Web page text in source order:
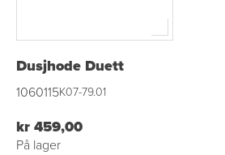
Dusjhode Duett
1060115K07-79.01
kr 459,00
På lager